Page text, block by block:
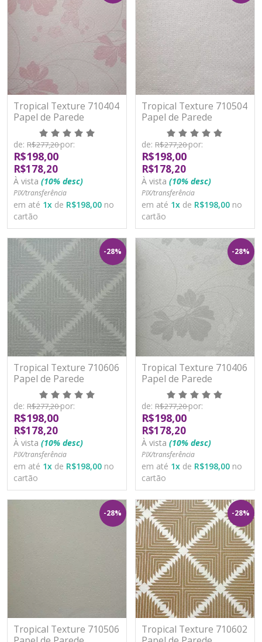
Tropical Texture 710404
Papel de Parede
Moderno Vinílico
Lavável
de: R$277,20por:
R$198,00
R$178,20
À vista (10% desc)
PIX/transferência
em até 1x de R$198,00 no
cartão
Tropical Texture 710504
Papel de Parede
Moderno Vinílico
Lavável
de: R$277,20por:
R$198,00
R$178,20
À vista (10% desc)
PIX/transferência
em até 1x de R$198,00 no
cartão
-28%
Tropical Texture 710606
Papel de Parede
Moderno Vinílico
Lavável
de: R$277,20por:
R$198,00
R$178,20
À vista (10% desc)
PIX/transferência
em até 1x de R$198,00 no
cartão
-28%
Tropical Texture 710406
Papel de Parede
Moderno Vinílico
Lavável
de: R$277,20por:
R$198,00
R$178,20
À vista (10% desc)
PIX/transferência
em até 1x de R$198,00 no
cartão
-28%
Tropical Texture 710506
-28%
Tropical Texture 710602